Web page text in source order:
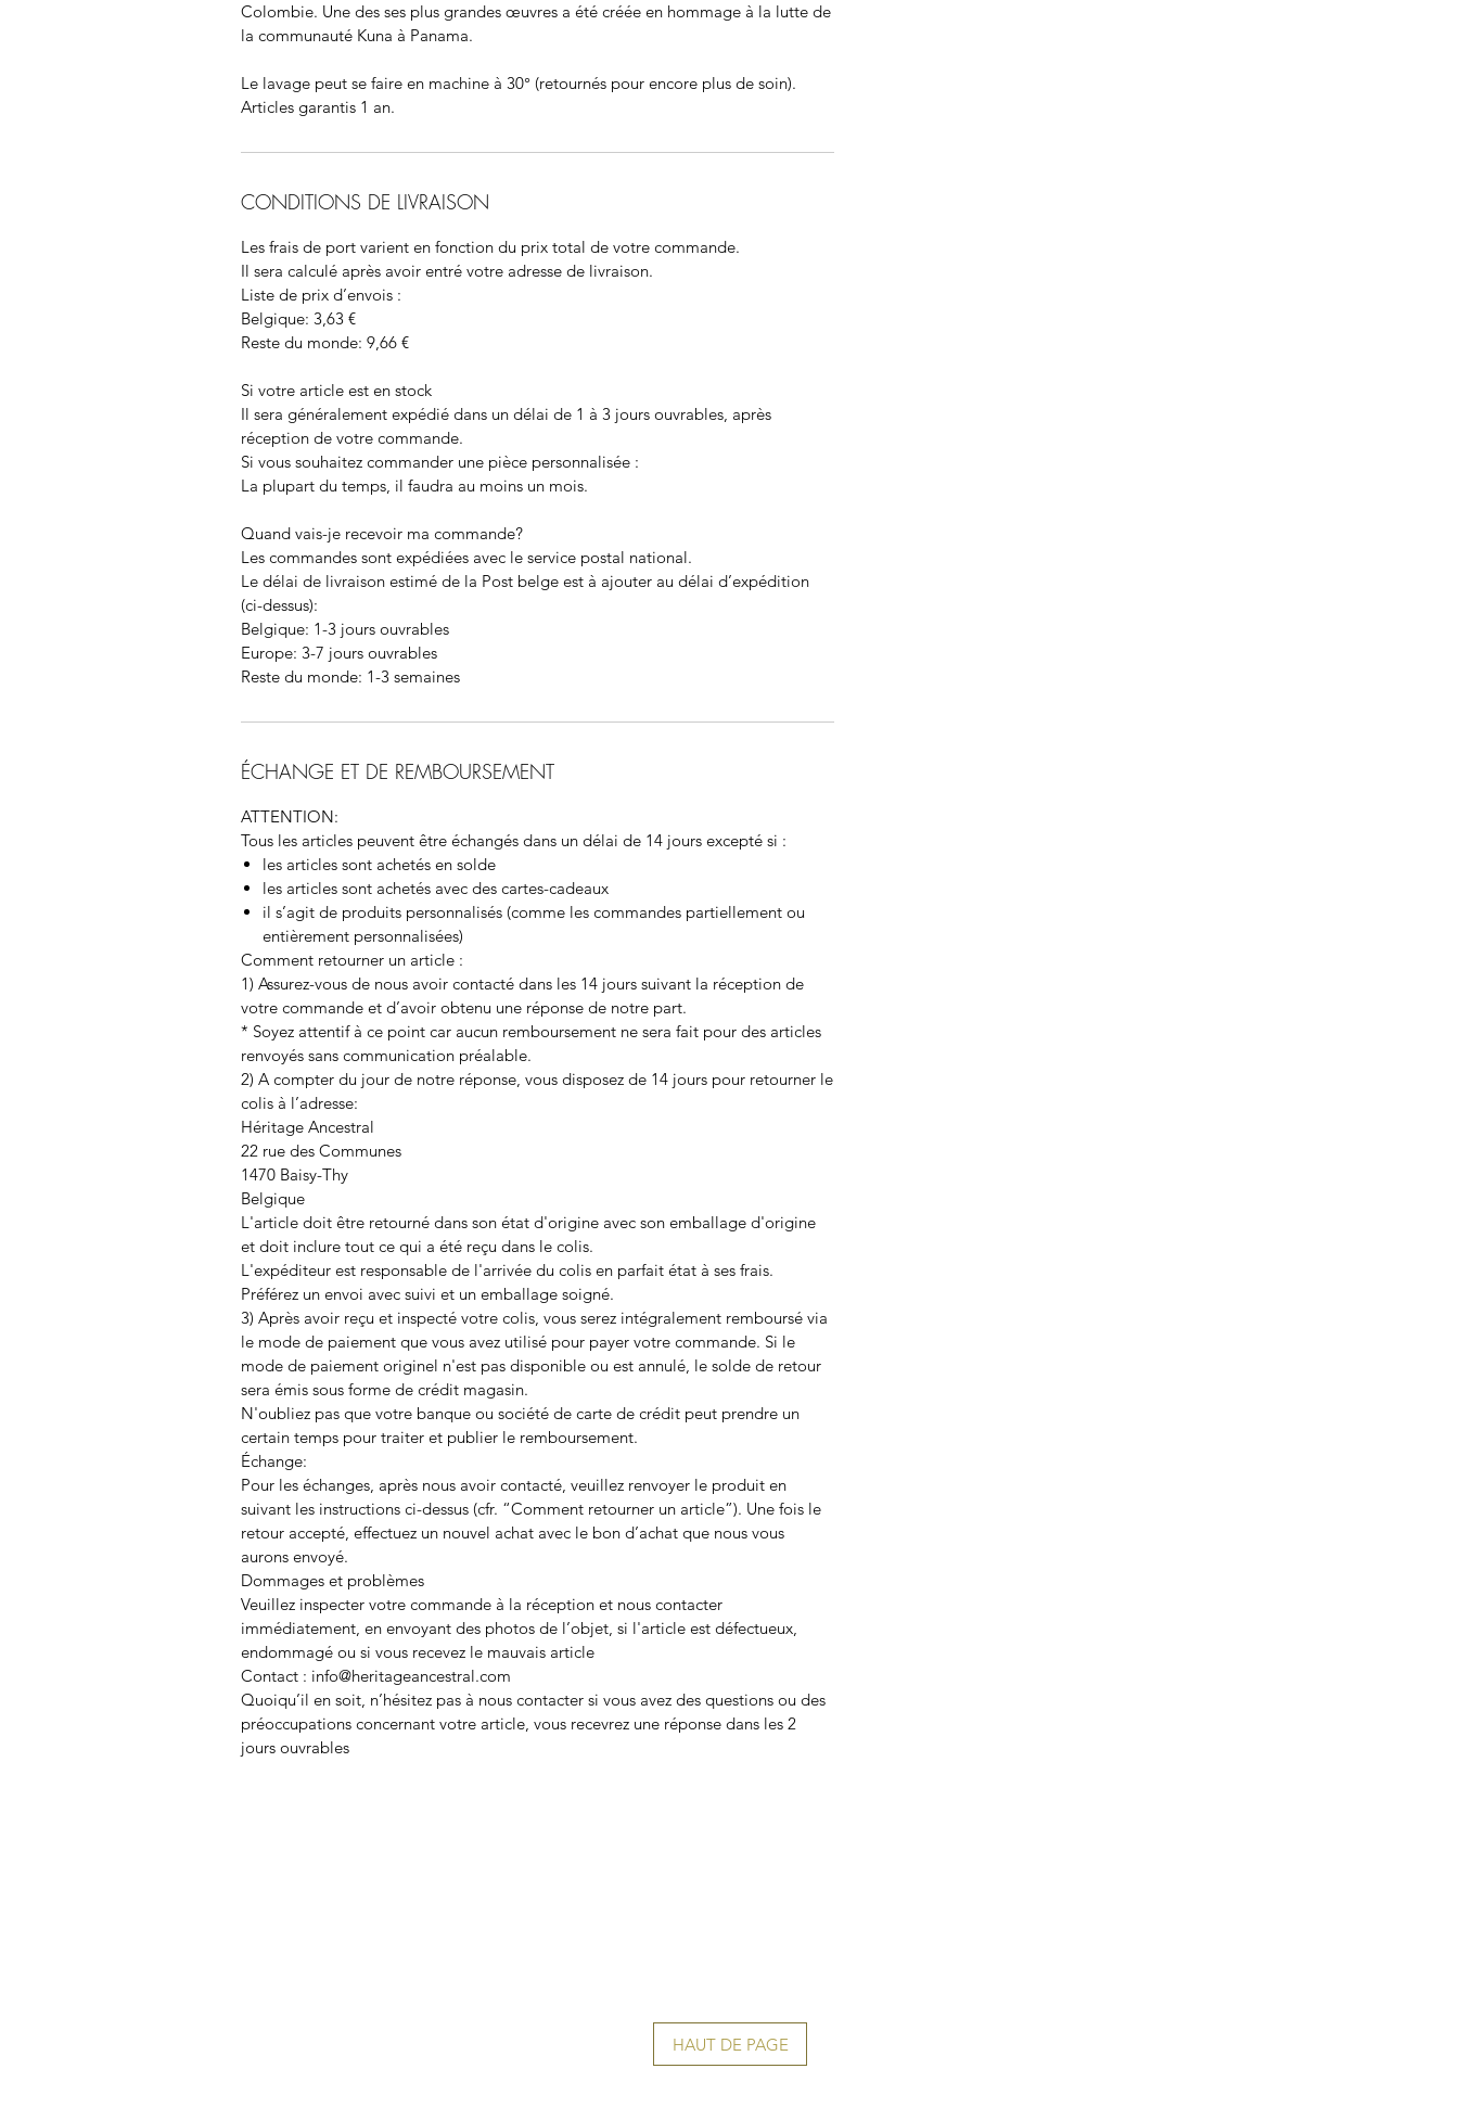
Colombie. Une des ses plus grandes œuvres a été créée en hommage à la lutte de
la communauté Kuna à Panama.
Le lavage peut se faire en machine à 30° (retournés pour encore plus de soin).
Articles garantis 1 an.
CONDITIONS DE LIVRAISON
Les frais de port varient en fonction du prix total de votre commande.
Il sera calculé après avoir entré votre adresse de livraison.
Liste de prix d’envois :
Belgique: 3,63 €
Reste du monde: 9,66 €
Si votre article est en stock
Il sera généralement expédié dans un délai de 1 à 3 jours ouvrables, après
réception de votre commande.
Si vous souhaitez commander une pièce personnalisée :
La plupart du temps, il faudra au moins un mois.
Quand vais-je recevoir ma commande?
Les commandes sont expédiées avec le service postal national.
Le délai de livraison estimé de la Post belge est à ajouter au délai d’expédition
(ci-dessus):
Belgique: 1-3 jours ouvrables
Europe: 3-7 jours ouvrables
Reste du monde: 1-3 semaines
ÉCHANGE ET DE REMBOURSEMENT
ATTENTION:
Tous les articles peuvent être échangés dans un délai de 14 jours excepté si :
les articles sont achetés en solde
les articles sont achetés avec des cartes-cadeaux
il s’agit de produits personnalisés (comme les commandes partiellement ou
entièrement personnalisées)
Comment retourner un article :
1) Assurez-vous de nous avoir contacté dans les 14 jours suivant la réception de
votre commande et d’avoir obtenu une réponse de notre part.
* Soyez attentif à ce point car aucun remboursement ne sera fait pour des articles
renvoyés sans communication préalable.
2) A compter du jour de notre réponse, vous disposez de 14 jours pour retourner le
colis à l’adresse:
Héritage Ancestral
22 rue des Communes
1470 Baisy-Thy
Belgique
L'article doit être retourné dans son état d'origine avec son emballage d'origine
et doit inclure tout ce qui a été reçu dans le colis.
L'expéditeur est responsable de l'arrivée du colis en parfait état à ses frais.
Préférez un envoi avec suivi et un emballage soigné.
3) Après avoir reçu et inspecté votre colis, vous serez intégralement remboursé via
le mode de paiement que vous avez utilisé pour payer votre commande. Si le
mode de paiement originel n'est pas disponible ou est annulé, le solde de retour
sera émis sous forme de crédit magasin.
N'oubliez pas que votre banque ou société de carte de crédit peut prendre un
certain temps pour traiter et publier le remboursement.
Échange:
Pour les échanges, après nous avoir contacté, veuillez renvoyer le produit en
suivant les instructions ci-dessus (cfr. “Comment retourner un article”). Une fois le
retour accepté, effectuez un nouvel achat avec le bon d’achat que nous vous
aurons envoyé.
Dommages et problèmes
Veuillez inspecter votre commande à la réception et nous contacter
immédiatement, en envoyant des photos de l’objet, si l'article est défectueux,
endommagé ou si vous recevez le mauvais article
Contact : info@heritageancestral.com
Quoiqu’il en soit, n’hésitez pas à nous contacter si vous avez des questions ou des
préoccupations concernant votre article, vous recevrez une réponse dans les 2
jours ouvrables
HAUT DE PAGE